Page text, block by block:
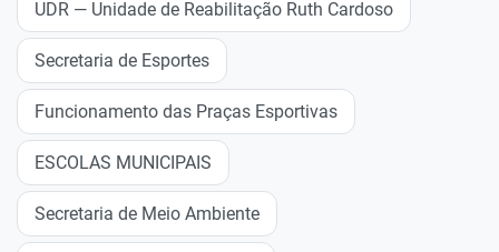
UDR — Unidade de Reabilitação Ruth Cardoso
Secretaria de Esportes
Funcionamento das Praças Esportivas
ESCOLAS MUNICIPAIS
Secretaria de Meio Ambiente